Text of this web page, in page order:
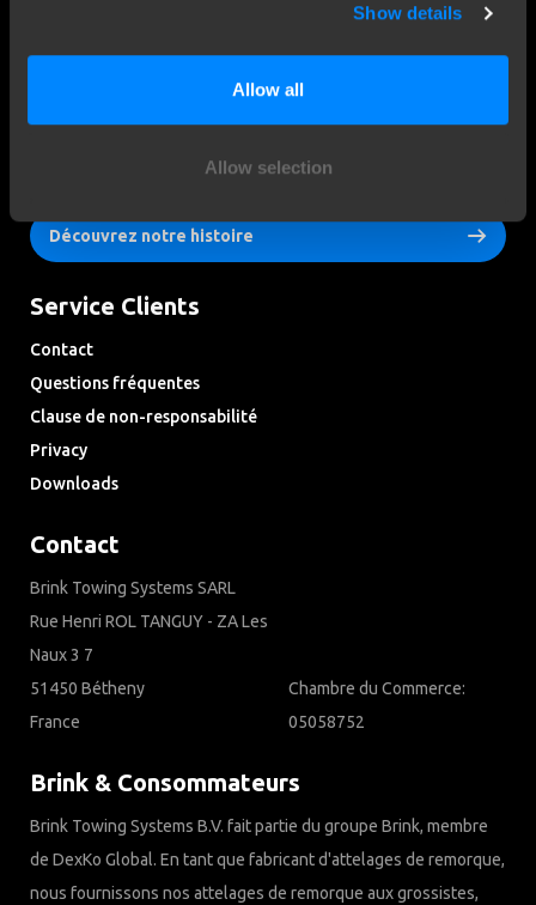
Show details
Allow all
Allow selection
Découvrez notre histoire
Service Clients
Contact
Questions fréquentes
Clause de non-responsabilité
Privacy
Downloads
Contact
Brink Towing Systems SARL
Rue Henri ROL TANGUY - ZA Les
Naux 3 7
51450 Bétheny
France
Chambre du Commerce:
05058752
Brink & Consommateurs
Brink Towing Systems B.V. fait partie du groupe Brink, membre
de DexKo Global. En tant que fabricant d'attelages de remorque,
nous fournissons nos attelages de remorque aux grossistes,